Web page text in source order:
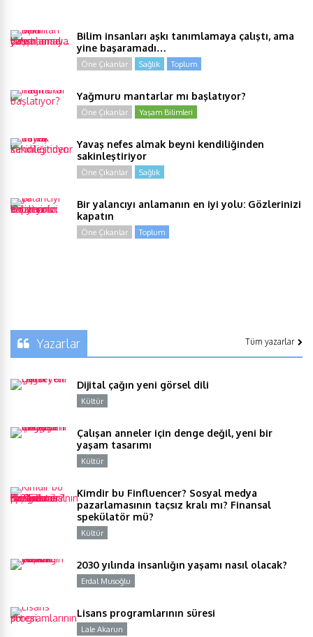
Bilim insanları aşkı tanımlamaya çalıştı, ama
yine başaramadı…
Öne Çıkanlar Sağlık Toplum
Yağmuru mantarlar mı başlatıyor?
Öne Çıkanlar Yaşam Bilimleri
Yavaş nefes almak beyni kendiliğinden
sakinleştiriyor
Öne Çıkanlar Sağlık
Bir yalancıyı anlamanın en iyi yolu: Gözlerinizi
kapatın
Öne Çıkanlar Toplum
Yazarlar Tüm yazarlar
Dijital çağın yeni görsel dili
Kültür
Çalışan anneler için denge değil, yeni bir
yaşam tasarımı
Kültür
Kimdir bu Finfluencer? Sosyal medya
pazarlamasının taçsız kralı mı? Finansal
spekülatör mü?
Kültür
2030 yılında insanlığın yaşamı nasıl olacak?
Erdal Musoğlu
Lisans programlarının süresi
Lale Akarun